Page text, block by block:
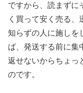
ですから、読まずに
く買って安く売る
知らずの人に施しを
ば、発送する前に集
返せないからちょっ
のです。